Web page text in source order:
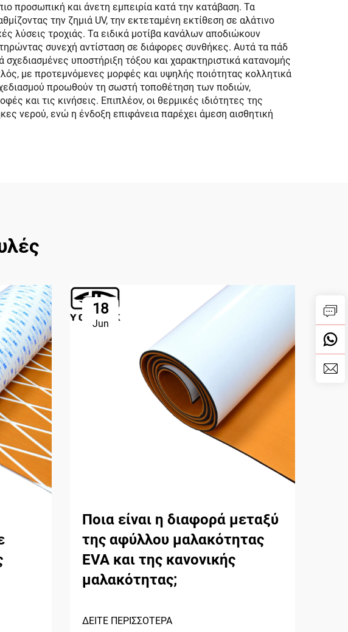
προσωπική και άνετη εμπειρία κατά την κατάβαση. Τα
την ζημιά UV, την εκτεταμένη εκτίθεση σε αλάτινο
λύσεις τροχιάς. Τα ειδικά μοτίβα κανάλων αποδιώκουν
συνεχή αντίσταση σε διάφορες συνθήκες. Αυτά τα πάδ
υποστήριξη τόξου και χαρακτηριστικά κατανομής
με προτεμνόμενες μορφές και υψηλής ποιότητας κολλητικά
προωθούν τη σωστή τοποθέτηση των ποδιών,
και τις κινήσεις. Επιπλέον, οι θερμικές ιδιότητες της
νερού, ενώ η ένδοξη επιφάνεια παρέχει άμεση αισθητική
18
Jun
Ποια είναι η διαφορά μεταξύ
της αφύλλου μαλακότητας
EVA και της κανονικής
μαλακότητας;
ΔΕΙΤΕ ΠΕΡΙΣΣΟΤΕΡΑ